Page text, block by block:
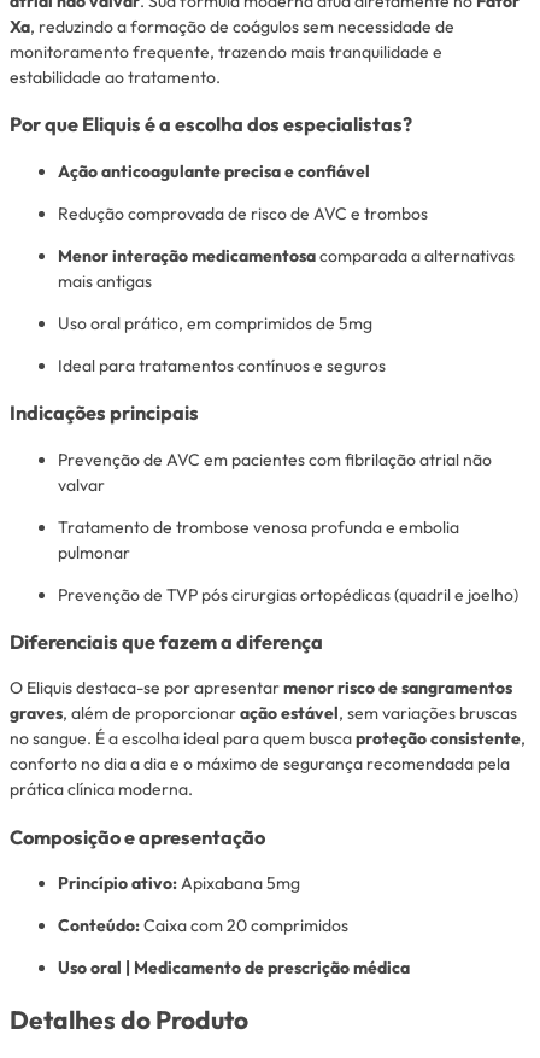
Xa, reduzindo a formação de coágulos sem necessidade de
monitoramento frequente, trazendo mais tranquilidade e
estabilidade ao tratamento.
Por que Eliquis é a escolha dos especialistas?
Ação anticoagulante precisa e confiável
Redução comprovada de risco de AVC e trombos
Menor interação medicamentosacomparada a alternativas
mais antigas
Uso oral prático, em comprimidos de 5mg
Ideal para tratamentos contínuos e seguros
Indicações principais
Prevenção de AVC em pacientes com fibrilação atrial não
valvar
Tratamento de trombose venosa profunda e embolia
pulmonar
Prevenção de TVP pós cirurgias ortopédicas (quadril e joelho)
Diferenciais que fazem a diferença
O Eliquis destaca-se por apresentarmenor risco de sangramentos
graves, além de proporcionaração estável, sem variações bruscas
no sangue. É a escolha ideal para quem buscaproteção consistente,
conforto no dia a dia e o máximo de segurança recomendada pela
prática clínica moderna.
Composição e apresentação
Princípio ativo:Apixabana 5mg
Conteúdo:Caixa com 20 comprimidos
Uso oral | Medicamento de prescrição médica
Detalhes do Produto